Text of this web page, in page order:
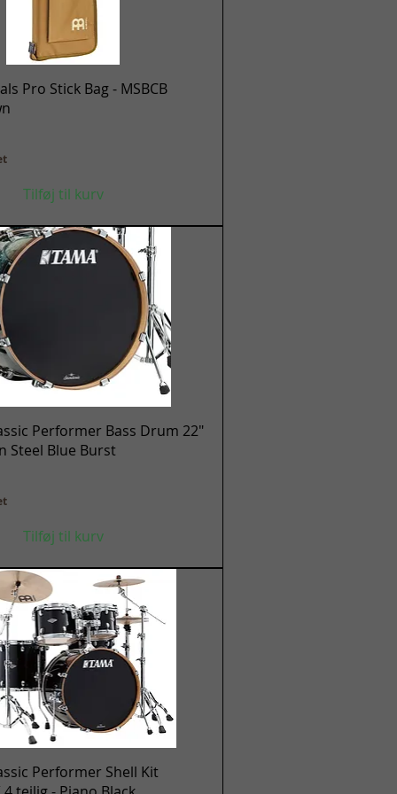
Hurtigvisning
Pro Stick Bag - MSBCB
Tilføj til kurv
Hurtigvisning
Performer Bass Drum 22"
Steel Blue Burst
Tilføj til kurv
Hurtigvisning
Performer Shell Kit